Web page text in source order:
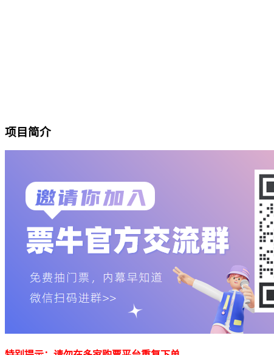
项目简介